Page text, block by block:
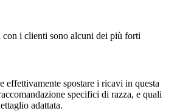
con i clienti sono alcuni dei più forti
spostare i ricavi in questa
specifici di razza, e quali
adattata.